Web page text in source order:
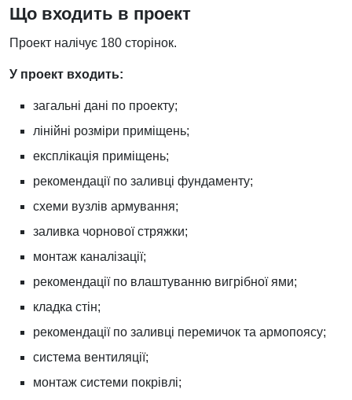
Що входить в проект
Проект налічує 180 сторінок.
У проект входить:
загальні дані по проекту;
лінійні розміри приміщень;
експлікація приміщень;
рекомендації по заливці фундаменту;
схеми вузлів армування;
заливка чорнової стряжки;
монтаж каналізації;
рекомендації по влаштуванню вигрібної ями;
кладка стін;
рекомендації по заливці перемичок та армопоясу;
система вентиляції;
монтаж системи покрівлі;